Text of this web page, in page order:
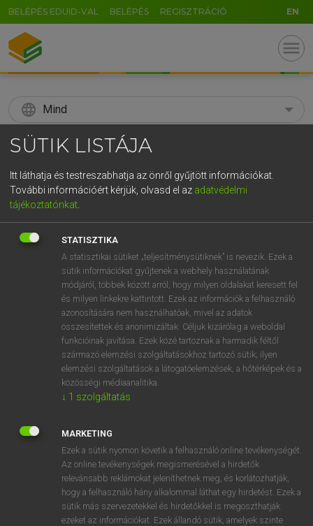
BELÉPÉS EDUID-VAL BELÉPÉS REGISZTRÁCIÓ EN
menu
language Mind
search
KERESÉS
Díjmentes angol szótár
storekeeper fn kereskedő
boltos
anyagkezelő
⚲ storekeeperkeresése szótárainkban
store card
storefront
storehouse
SÜTIK LISTÁJA
Itt láthatja és testreszabhatja az önről gyűjtött információkat.
További információért kérjük, olvasd el az adatvédelmi
tájékoztatónkat
STATISZTIKA
A statisztikai sütiket „teljesítménysütiknek” is nevezik. Ezek a
sütik információkat gyűjtenek a webhely használatának
módjáról, többek között arról, hogy milyen oldalakat keresett fel
és milyen linkekre kattintott. Ezek az információk a felhasználó
azonosítására nem használhatóak, mivel az adatok
összesítettek és anonimizáltak. Céljuk kizárólag a weboldal
funkcióinak javítása. Ezek közé tartoznak a harmadik féltől
származó elemzési szolgáltatásokhoz tartozó sütik; ilyen
elemzési szolgáltatások a látogatóelemzések, a hőtérképek és a
közösségi médiaanalitika.
↓ 1 szolgáltatás
MARKETING
Ezek a sütik nyomon követik a felhasználó online tevékenységét.
Az online tevékenységek megismerésével a hirdetők
relevánsabb reklámokat jeleníthetnek meg, és korlátozhatják,
hogy a felhasználó hány alkalommal láthat egy hirdetést. Ezek a
sütik más szervezetekkel és hirdetőkkel is megoszthatják
ezeket az információkat. Ezek állandó sütik, amelyek szinte
5 6 7 8 9 ö ü ó
r t z u i o p ő ú
j k
n m , . - AltGr